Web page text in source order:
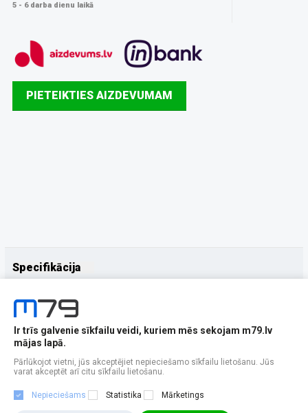
5 - 6 darba dienu laikā
PIETEIKTIES AIZDEVUMAM
Specifikācija
Papildus
Ir trīs galvenie sīkfailu veidi, kuriem mēs sekojam m79.lv
mājas lapā.
Pārlūkojot vietni, jūs akceptējiet nepieciešamo sīkfailu lietošanu. Jūs
varat akceptēt arī citu sīkfailu lietošanu.
Nepieciešams Statistika Mārketings